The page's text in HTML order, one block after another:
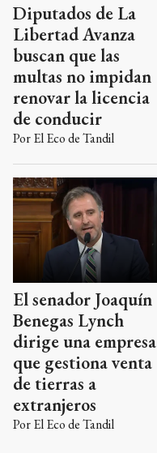
Diputados de La
Libertad Avanza
buscan que las
multas no impidan
renovar la licencia
de conducir
PorEl Eco de Tandil
El senador Joaquín
Benegas Lynch
dirige una empresa
que gestiona venta
de tierras a
extranjeros
PorEl Eco de Tandil